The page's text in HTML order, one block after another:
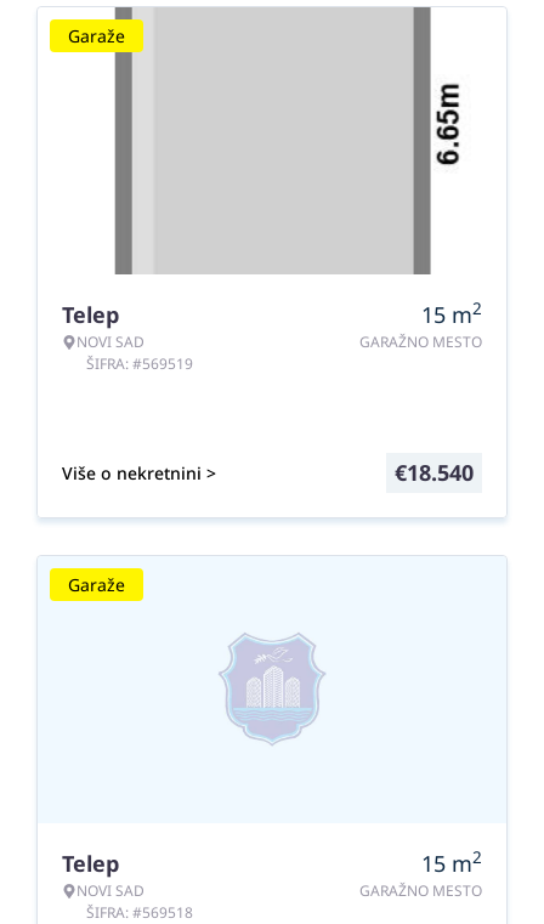
Garaže
Telep
NOVI SAD
ŠIFRA: #569519
15 m2
GARAŽNO MESTO
Više o nekretnini > €18.540
Garaže
Telep
NOVI SAD
ŠIFRA: #569518
15 m2
GARAŽNO MESTO